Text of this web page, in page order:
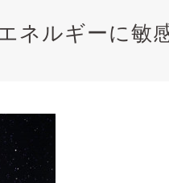
ネルギーに敏